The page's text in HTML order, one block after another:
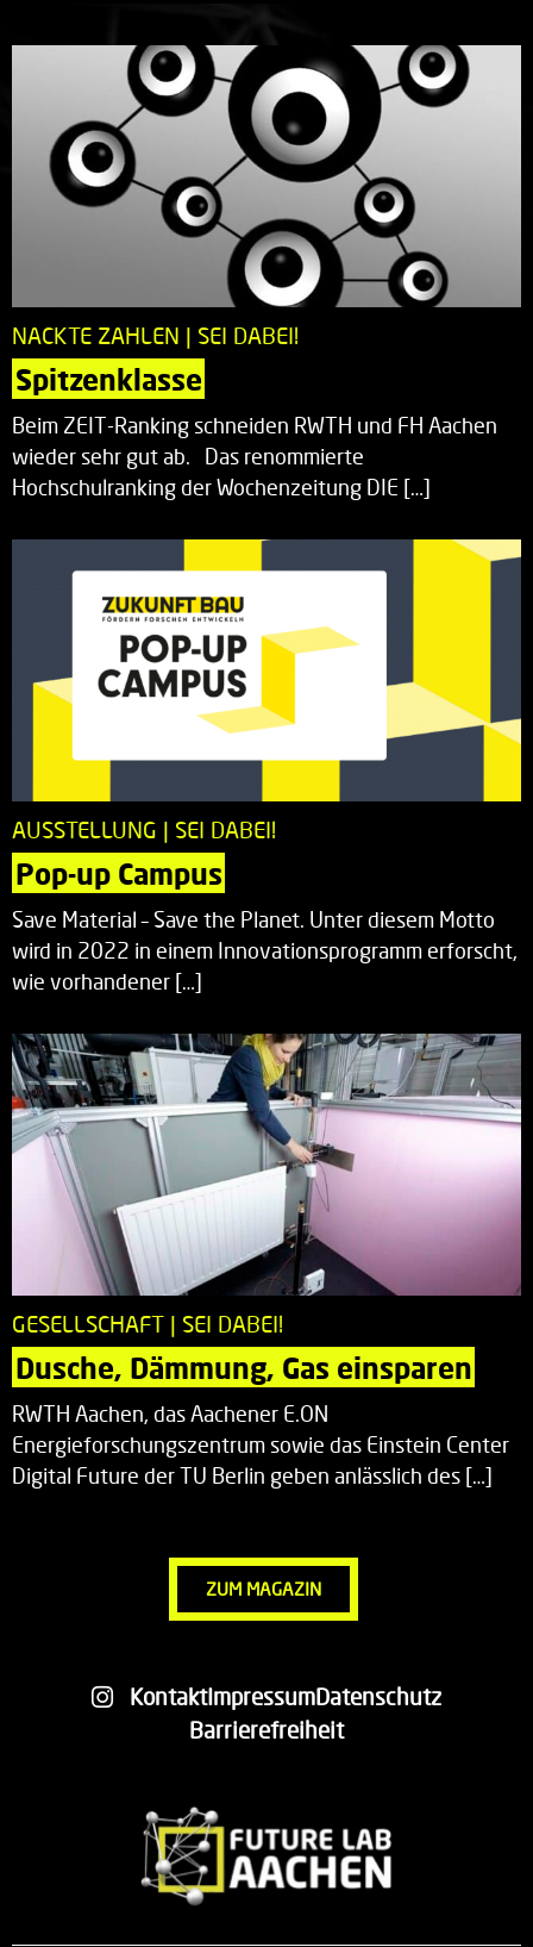
NACKTE ZAHLEN | SEI DABEI!
Spitzenklasse
Beim ZEIT-Ranking schneiden RWTH und FH Aachen
wieder sehr gut ab. Das renommierte
Hochschulranking der Wochenzeitung DIE […]
AUSSTELLUNG | SEI DABEI!
Pop-up Campus
Save Material – Save the Planet. Unter diesem Motto
wird in 2022 in einem Innovationsprogramm erforscht,
wie vorhandener […]
GESELLSCHAFT | SEI DABEI!
Dusche, Dämmung, Gas einsparen
RWTH Aachen, das Aachener E.ON
Energieforschungszentrum sowie das Einstein Center
Digital Future der TU Berlin geben anlässlich des […]
ZUM MAGAZIN
KontaktImpressumDatenschutz
Barrierefreiheit